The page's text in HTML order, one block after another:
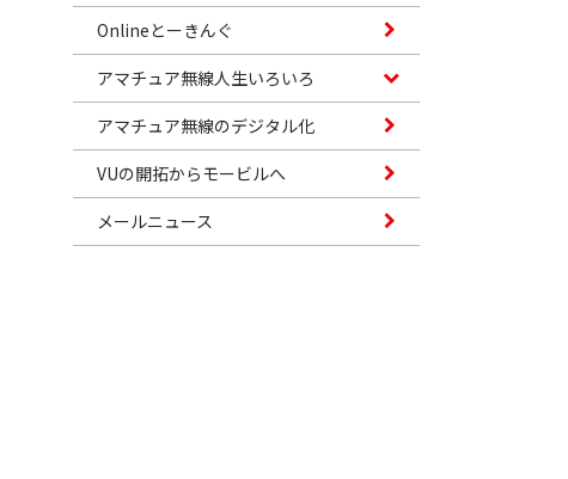
Onlineとーきんぐ
アマチュア無線人生いろいろ
アマチュア無線のデジタル化
VUの開拓からモービルへ
メールニュース